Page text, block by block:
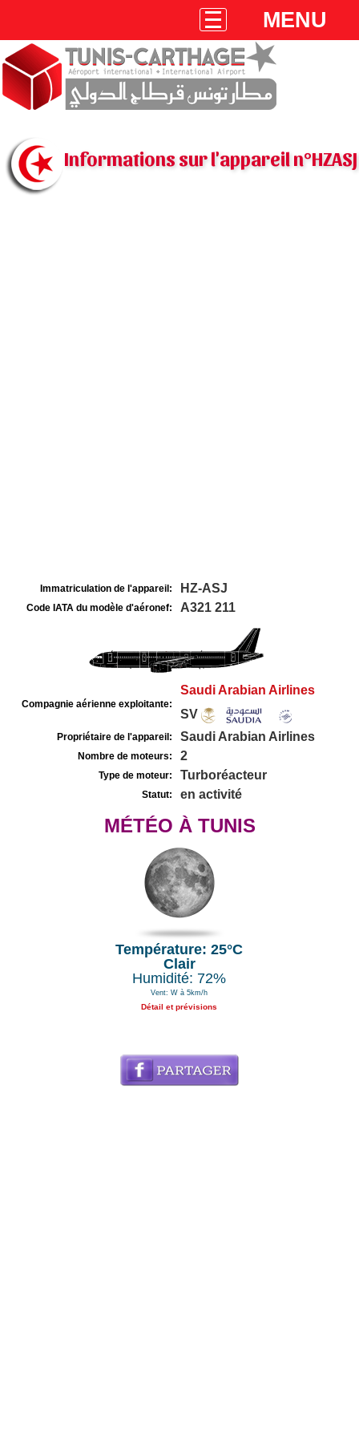
MENU
Informations sur l'appareil n°HZASJ
Immatriculation de l'appareil: HZ-ASJ
Code IATA du modèle d'aéronef: A321 211
Compagnie aérienne exploitante:
Saudi Arabian Airlines
SV
Propriétaire de l'appareil: Saudi Arabian Airlines
Nombre de moteurs: 2
Type de moteur: Turboréacteur
Statut: en activité
MÉTÉO À TUNIS
Température: 25°C
Clair
Humidité: 72%
Vent: W à 5km/h
Détail et prévisions